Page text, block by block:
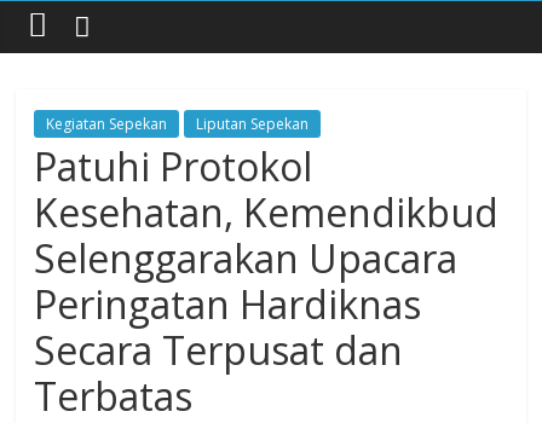
Literasi Anak Indonesia
Tingkatkan Kolaborasi Melalui Festival Literasi Lampung
Babak Final Festival Musikalisasi Puisi Kembali Digelar
Bahasa
Provinsi
lampung
Badan
Pengembangan
dan
Pembinaan
Bahasa
Kegiatan Sepekan Liputan Sepekan
Patuhi Protokol
Kesehatan, Kemendikbud
Selenggarakan Upacara
Peringatan Hardiknas
Secara Terpusat dan
Terbatas